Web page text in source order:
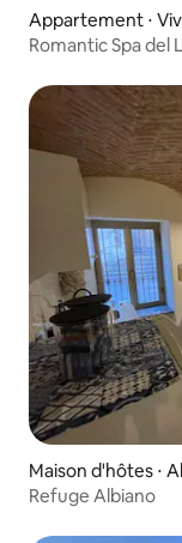
Appartement ⋅
Romantic Spa del
Maison d'hôtes ⋅
Refuge Albiano